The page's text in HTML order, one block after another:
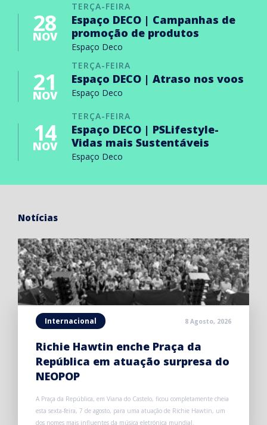
TERÇA-FEIRA
28
NOV
Espaço DECO | Campanhas de
promoção de produtos
Espaço Deco
TERÇA-FEIRA
21
NOV
Espaço DECO | Atraso nos voos
Espaço Deco
TERÇA-FEIRA
14
NOV
Espaço DECO | PSLifestyle-
Vidas mais Sustentáveis
Espaço Deco
Notícias
Internacional 8 Agosto, 2026
Richie Hawtin enche Praça da
República em atuação surpresa do
NEOPOP
A Praça da República, em Viana do Castelo, ficou completamente cheia
esta sexta-feira, 7 de agosto, para uma atuação de Richie Hawtin, um
dos nomes mais influentes da música eletrónica mundial.